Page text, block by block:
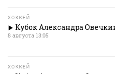
ХОККЕЙ
Кубок Александра
8 августа 13:05
ХОККЕЙ